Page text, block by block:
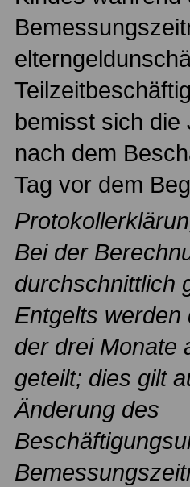
bemisst sich
nach dem
Tag vor dem
Bei der
durchschnittlich
Entgelts werden
der drei Monate
geteilt; dies gilt
Änderung des